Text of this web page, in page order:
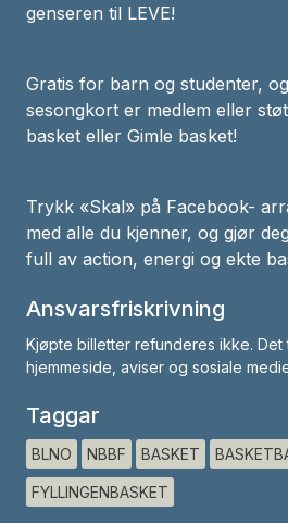
genseren til LEVE!
Gratis for barn og studenter,
sesongkort er medlem eller
basket eller Gimle basket!
Trykk «Skal» på Facebook-
med alle du kjenner, og gjør
full av action, energi og ekte
Ansvarsfriskrivning
Kjøpte billetter refunderes ikke.
hjemmeside, aviser og sosiale
Taggar
BLNO NBBF BASKET
FYLLINGENBASKET